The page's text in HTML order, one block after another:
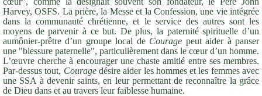
Harvey, OSFS. La prière, la Messe et la Confession, une vie intégrée
dans la communauté chrétienne, et le service des autres sont les
moyens de parvenir à ce but. De plus, la paternité spirituelle d’un
aumônier-prêtre d’un groupe local de Courage peut aider à panser
une "blessure paternelle", particulièrement dans le cœur d’un homme.
L’œuvre cherche à encourager une chaste amitié entre ses membres.
Par-dessus tout, Courage désire aider les hommes et les femmes avec
une SSA à devenir saints, en leur permettant de reconnaître la grâce
de Dieu dans et au travers leur faiblesse humaine.